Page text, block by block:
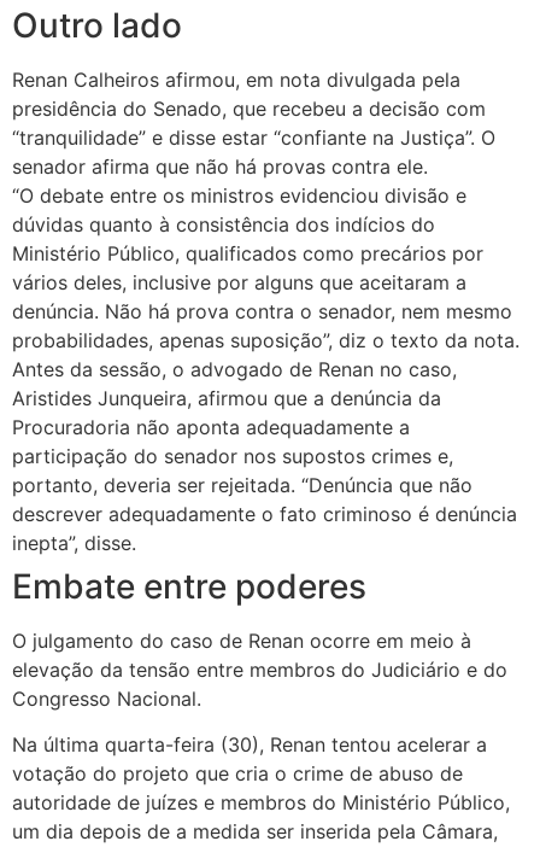
Outro lado
Renan Calheiros afirmou, em nota divulgada pela
presidência do Senado, que recebeu a decisão com
“tranquilidade” e disse estar “confiante na Justiça”. O
senador afirma que não há provas contra ele.
“O debate entre os ministros evidenciou divisão e
dúvidas quanto à consistência dos indícios do
Ministério Público, qualificados como precários por
vários deles, inclusive por alguns que aceitaram a
denúncia. Não há prova contra o senador, nem mesmo
probabilidades, apenas suposição”, diz o texto da nota.
Antes da sessão, o advogado de Renan no caso,
Aristides Junqueira, afirmou que a denúncia da
Procuradoria não aponta adequadamente a
participação do senador nos supostos crimes e,
portanto, deveria ser rejeitada. “Denúncia que não
descrever adequadamente o fato criminoso é denúncia
inepta”, disse.
Embate entre poderes
O julgamento do caso de Renan ocorre em meio à
elevação da tensão entre membros do Judiciário e do
Congresso Nacional.
Na última quarta-feira (30), Renan tentou acelerar a
votação do projeto que cria o crime de abuso de
autoridade de juízes e membros do Ministério Público,
um dia depois de a medida ser inserida pela Câmara,